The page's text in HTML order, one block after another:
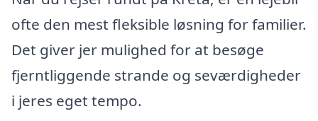
ofte den mest fleksible løsning for familier.
Det giver jer mulighed for at besøge
fjerntliggende strande og seværdigheder
i jeres eget tempo.